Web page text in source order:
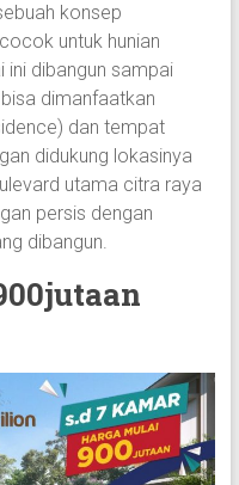
konsep
untuk hunian
ini dibangun sampai
dimanfaatkan
dan tempat
didukung lokasinya
utama citra raya
persis dengan
dibangun.